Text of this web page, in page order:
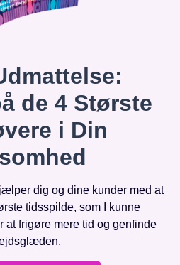
de 4 Største
i Din
dig og dine kunder med at
tidsspilde, som I kunne
at frigøre mere tid og genfinde